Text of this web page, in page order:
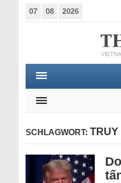
07 08 2026
SCHLAGWORT: TRUY